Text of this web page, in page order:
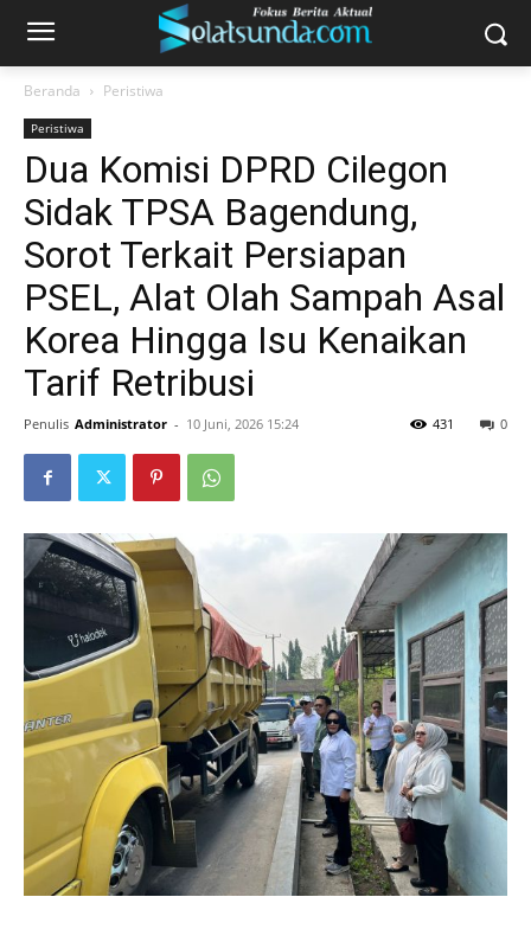
Beranda Peristiwa
Peristiwa
Dua Komisi DPRD Cilegon
Sidak TPSA Bagendung,
Sorot Terkait Persiapan
PSEL, Alat Olah Sampah Asal
Korea Hingga Isu Kenaikan
Tarif Retribusi
Penulis Administrator - 10 Juni, 2026 15:24 0
431